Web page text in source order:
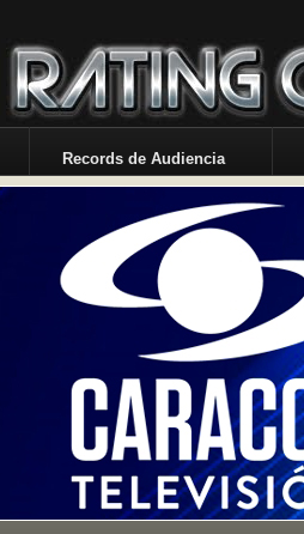
Records de Audiencia